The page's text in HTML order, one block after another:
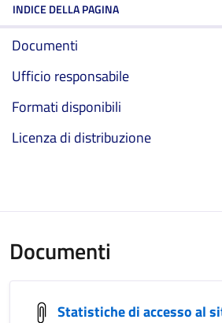
INDICE DELLA PAGINA
Documenti
Ufficio responsabile
Formati disponibili
Licenza di distribuzione
Documenti
Statistiche di accesso al